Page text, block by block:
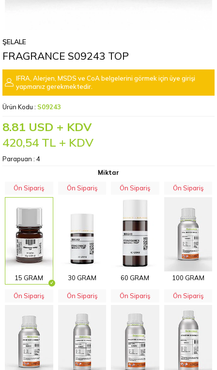
ŞELALE
FRAGRANCE S09243 TOP
IFRA, Alerjen, MSDS ve CoA belgelerini görmek için üye girişi
yapmanız gerekmektedir.
Ürün Kodu : S09243
8.81 USD + KDV
420,54 TL + KDV
Parapuan : 4
Miktar
Ön Sipariş
15 GRAM
Ön Sipariş
30 GRAM
Ön Sipariş
60 GRAM
Ön Sipariş
100 GRAM
Ön Sipariş Ön Sipariş Ön Sipariş Ön Sipariş